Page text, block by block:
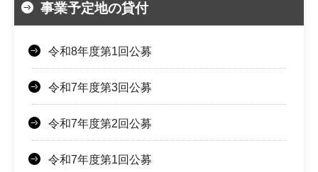
事業予定地の貸付
令和8年度第1回公募
令和7年度第3回公募
令和7年度第2回公募
令和7年度第1回公募